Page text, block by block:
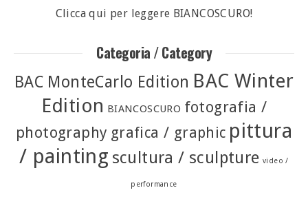
Clicca qui per leggere BIANCOSCURO!
Categoria / Category
BAC MonteCarlo Edition BAC Winter
Edition BIANCOSCURO fotografia /
photography grafica / graphic pittura
/ painting scultura / sculpture video /
performance